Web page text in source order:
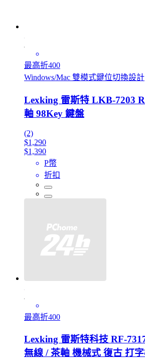
最高折400
Windows/Mac 雙模式鍵位切換設計
Lexking 雷斯特 LKB-7203
軸 98Key 鍵盤
(2)
$1,290
$1,390
P幣
折扣
最高折400
Lexking 雷斯特科技 RF-
無線 / 茶軸 機械式 復古 打